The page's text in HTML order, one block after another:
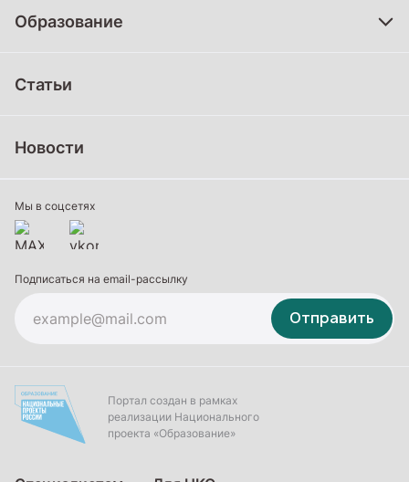
Образование
Дополнительное образование
Статьи
Новости
Мы в соцсетях
Подписаться на email-рассылку
Отправить
Портал создан в рамках
реализации Национального
проекта «Образование»